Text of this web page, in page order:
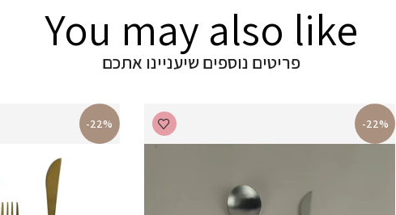
You may also like
פריטים נוספים שיעניינו אתכם
-22%
-22%